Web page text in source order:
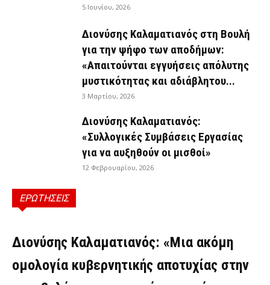
5 Ιουνίου, 2026
Διονύσης Καλαματιανός στη Βουλή
για την ψήφο των αποδήμων:
«Απαιτούνται εγγυήσεις απόλυτης
μυστικότητας και αδιάβλητου...
3 Μαρτίου, 2026
Διονύσης Καλαματιανός:
«Συλλογικές Συμβάσεις Εργασίας
για να αυξηθούν οι μισθοί»
12 Φεβρουαρίου, 2026
ΕΡΩΤΗΣΕΙΣ
ΕΡΩΤΉΣΕΙΣ
Διονύσης Καλαματιανός: «Μια ακόμη
ομολογία κυβερνητικής αποτυχίας στην